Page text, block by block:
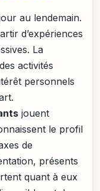
au lendemain.
d’expériences
La
activités
personnels
jouent
le profil
de
présents
quant à eux